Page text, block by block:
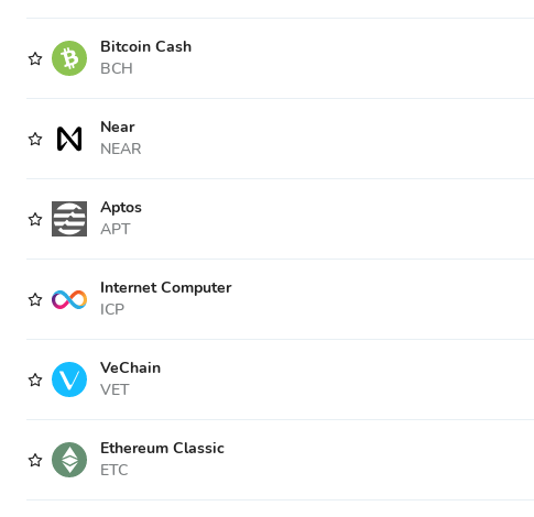
Bitcoin Cash
BCH
Near
NEAR
Aptos
APT
Internet Computer
ICP
VeChain
VET
Ethereum Classic
ETC